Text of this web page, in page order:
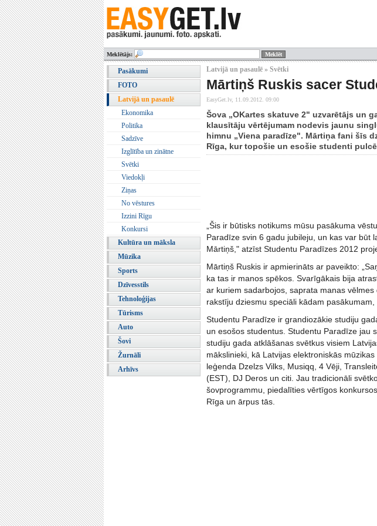
Meklētājs:
Pasākumi
FOTO
Latvijā un pasaulē
Ekonomika
Politika
Sadzīve
Izglītība un zinātne
Svētki
Viedokļi
Ziņas
No vēstures
Izzini Rīgu
Konkursi
Kultūra un māksla
Mūzika
Sports
Dzīvesstils
Tehnoloģijas
Tūrisms
Auto
Šovi
Žurnāli
Arhīvs
Latvijā un pasaulē » Svētki
Mārtiņš Ruskis sacer
EasyGet.lv, 11.09.2012. 09:00
Šova „OKartes skatuve 2" uzvarētājs un
klausītāju vērtējumam nodevis jaunu
himnu „Viena paradīze". Mārtiņa fani šīs
Rīga, kur topošie un esošie studenti
„Šis ir būtisks notikums mūsu pasākuma
Paradīze svin 6 gadu jubileju, un kas var būt
Mārtiņš," atzīst Studentu Paradīzes 2012
Mārtiņš Ruskis ir apmierināts ar paveikto:
ka tas ir manos spēkos. Svarīgākais bija
ar kuriem sadarbojos, saprata manas
rakstīju dziesmu speciāli kādam
Studentu Paradīze ir grandiozākie studiju
un esošos studentus. Studentu Paradīze jau
studiju gada atklāšanas svētkus visiem
mākslinieki, kā Latvijas elektroniskās
leģenda Dzelzs Vilks, Musiqq, 4 Vēji,
(EST), DJ Deros un citi. Jau tradicionāli
šovprogrammu, piedalīties vērtīgos
Rīga un ārpus tās.